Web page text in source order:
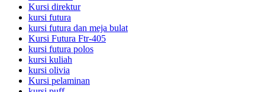
Kursi direktur
kursi futura
kursi futura dan meja bulat
Kursi Futura Ftr-405
kursi futura polos
kursi kuliah
kursi olivia
Kursi pelaminan